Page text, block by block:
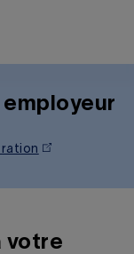
employeur
votre